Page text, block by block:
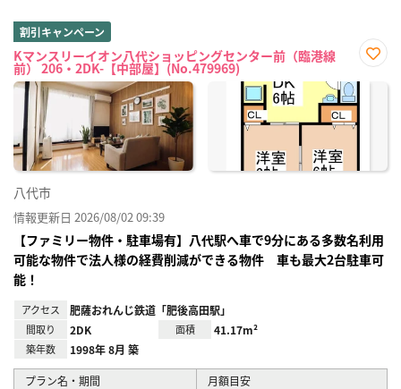
割引キャンペーン
Kマンスリーイオン八代ショッピングセンター前（臨港線
前） 206・2DK-【中部屋】(No.479969)
に入
八代市
情報更新日 2026/08/02 09:39
【ファミリー物件・駐車場有】八代駅へ車で9分にある多数名利用
可能な物件で法人様の経費削減ができる物件 車も最大2台駐車可
能！
アクセス 肥薩おれんじ鉄道「肥後高田駅」
間取り 2DK 面積 41.17m²
築年数 1998年 8月 築
プラン名・期間
月額目安